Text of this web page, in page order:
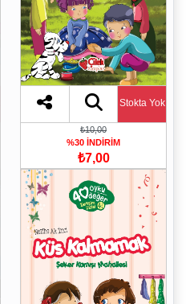
Stokta Yok
₺10,00
%30 İNDİRİM
₺7,00